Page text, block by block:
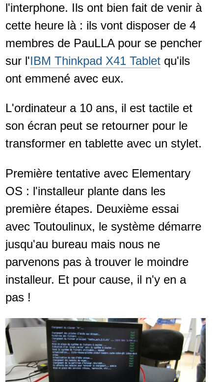
l'interphone. Ils ont bien fait de venir à
cette heure là : ils vont disposer de 4
membres de PauLLA pour se pencher
sur l'IBM Thinkpad X41 Tabletqu'ils
ont emmené avec eux.
L'ordinateur a 10 ans, il est tactile et
son écran peut se retourner pour le
transformer en tablette avec un stylet.
Première tentative avec Elementary
OS : l'installeur plante dans les
première étapes. Deuxième essai
avec Toutoulinux, le système démarre
jusqu'au bureau mais nous ne
parvenons pas à trouver le moindre
installeur. Et pour cause, il n'y en a
pas !